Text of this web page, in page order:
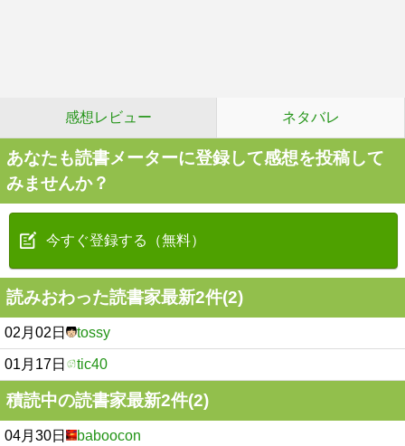
感想レビュー ネタバレ
あなたも読書メーターに登録して感想を投稿して
みませんか？
今すぐ登録する（無料）
読みおわった読書家最新2件(2)
02月02日 tossy
01月17日 tic40
積読中の読書家最新2件(2)
04月30日 baboocon